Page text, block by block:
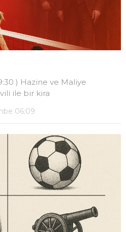
) Hazine ve Maliye
ile bir kira
06:09